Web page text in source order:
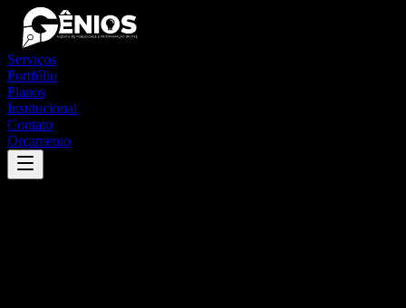
Serviços
Portfólio
Planos
Institucional
Contato
Orçamento